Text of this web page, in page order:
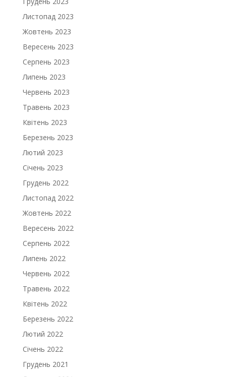
Листопад 2023
Жовтень 2023
Вересень 2023
Серпень 2023
Липень 2023
Червень 2023
Травень 2023
Квітень 2023
Березень 2023
Лютий 2023
Січень 2023
Грудень 2022
Листопад 2022
Жовтень 2022
Вересень 2022
Серпень 2022
Липень 2022
Червень 2022
Травень 2022
Квітень 2022
Березень 2022
Лютий 2022
Січень 2022
Грудень 2021